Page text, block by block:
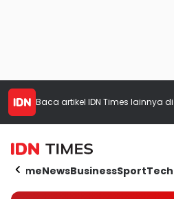
Baca artikel IDN Times lainnya di
HomeNewsBusinessSportTech